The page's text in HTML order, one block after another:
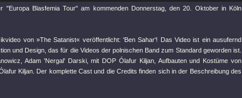
"Europa Blasfemia Tour" am kommenden Donnerstag, den 20. Oktober in Köln
von »The Satanist« veröffentlicht: 'Ben Sahar'! Das Video ist ein ausufernd
und Design, das für die Videos der polnischen Band zum Standard geworden ist.
Adam 'Nergal' Darski, mit DOP Ólafur Kiljan, Aufbauten und Kostüme von
Kiljan. Der komplette Cast und die Credits finden sich in der Beschreibung des